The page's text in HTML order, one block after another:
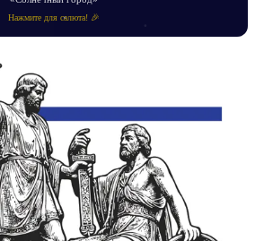
Нажмите для салюта! 🎉